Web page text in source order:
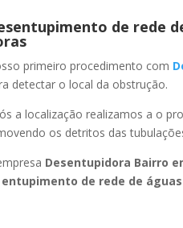
de rede
primeiro procedimento com
detectar o local da obstrução.
a localização realizamos a o
os detritos das
Desentupidora Bairro
entupimento de rede de